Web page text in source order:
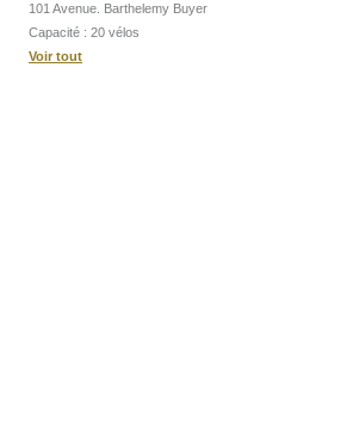
101 Avenue. Barthelemy Buyer
Capacité : 20 vélos
Voir tout